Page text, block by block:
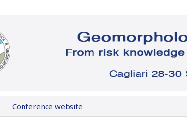
Conference website